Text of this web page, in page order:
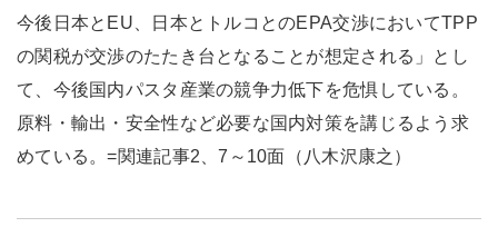
今後日本とEU、日本とトルコとのEPA交渉においてTPP
の関税が交渉のたたき台となることが想定される」とし
て、今後国内パスタ産業の競争力低下を危惧している。
原料・輸出・安全性など必要な国内対策を講じるよう求
めている。=関連記事2、7～10面（八木沢康之）